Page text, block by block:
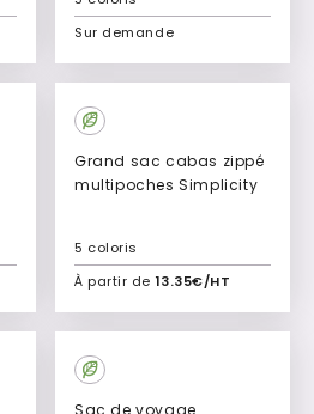
Sur demande
Ajouter à mon devis
Grand sac cabas zippé
multipoches Simplicity
À partir de 13.35€/HT
5 coloris
Ajouter à mon devis
Sac de voyage